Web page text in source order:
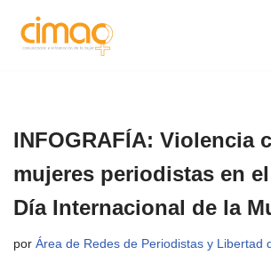
Saltar
INFOGRAFÍA: Violencia
mujeres periodistas en
Día Internacional de la
por Área de Redes de Periodistas y Libertad